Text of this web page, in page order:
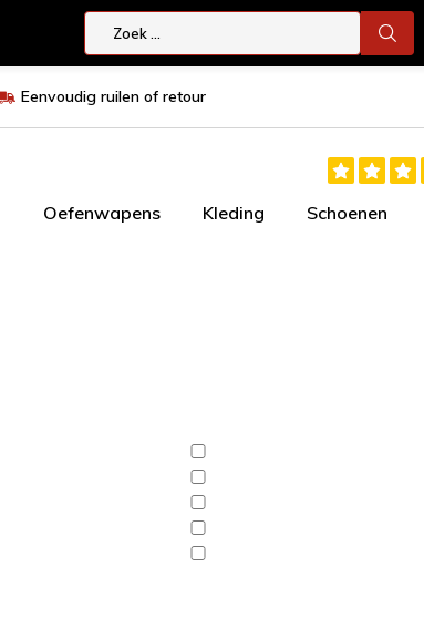
Eenvoudig ruilen of retour
Oefenwapens Kleding Schoenen